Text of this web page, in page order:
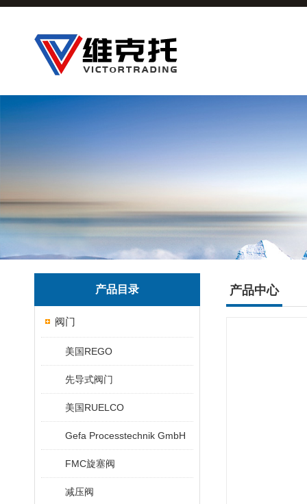
产品目录
阀门
美国REGO
先导式阀门
美国RUELCO
Gefa Processtechnik GmbH
FMC旋塞阀
减压阀
产品中心